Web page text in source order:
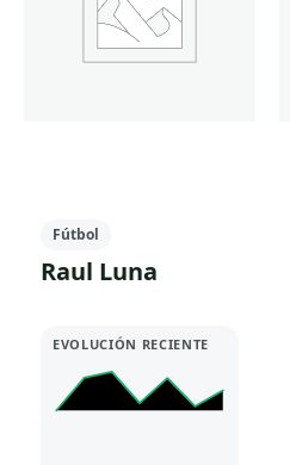
Fútbol
Raul Luna
EVOLUCIÓN RECIENTE